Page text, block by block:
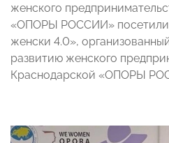
женского
«ОПОРЫ РОССИИ» посетили
женски 4.0»,
развитию женского
Краснодарской «ОПОРЫ